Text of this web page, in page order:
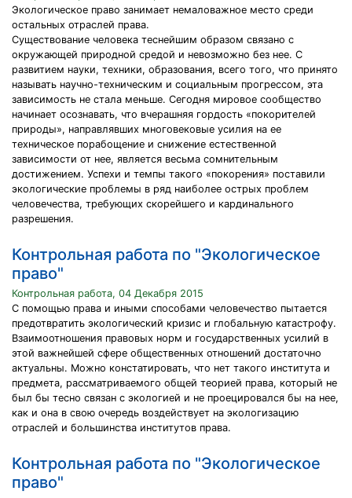
Экологическое право занимает немаловажное место среди
остальных отраслей права.
Существование человека теснейшим образом связано с
окружающей природной средой и невозможно без нее. С
развитием науки, техники, образования, всего того, что принято
называть научно-техническим и социальным прогрессом, эта
зависимость не стала меньше. Сегодня мировое сообщество
начинает осознавать, что вчерашняя гордость «покорителей
природы», направлявших многовековые усилия на ее
техническое порабощение и снижение естественной
зависимости от нее, является весьма сомнительным
достижением. Успехи и темпы такого «покорения» поставили
экологические проблемы в ряд наиболее острых проблем
человечества, требующих скорейшего и кардинального
разрешения.
Контрольная работа по "Экологическое
право"
Контрольная работа, 04 Декабря 2015
С помощью права и иными способами человечество пытается
предотвратить экологический кризис и глобальную катастрофу.
Взаимоотношения правовых норм и государственных усилий в
этой важнейшей сфере общественных отношений достаточно
актуальны. Можно констатировать, что нет такого института и
предмета, рассматриваемого общей теорией права, который не
был бы тесно связан с экологией и не проецировался бы на нее,
как и она в свою очередь воздействует на экологизацию
отраслей и большинства институтов права.
Контрольная работа по "Экологическое
право"